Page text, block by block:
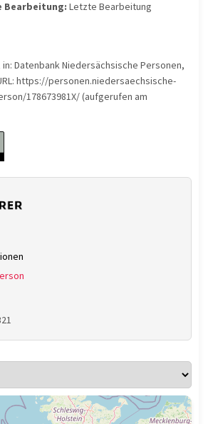
Bearbeitung: Letzte Bearbeitung
in: Datenbank Niedersächsische Personen,
https://personen.niedersaechsische-
178673981X/ (aufgerufen am